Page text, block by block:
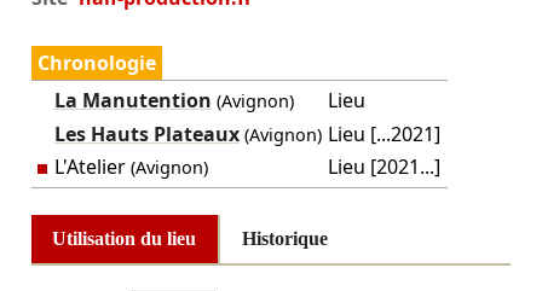
Chronologie
La Manutention (Avignon)
Lieu
Les Hauts Plateaux(Avignon) Lieu [...2021]
L'Atelier (Avignon) Lieu [2021...]
Utilisation du lieu Historique